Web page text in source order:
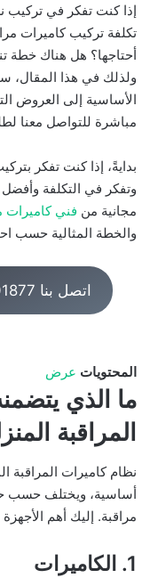
إذا كنت تفكر في تركيب
تكلفة تركيب كاميرات
أحتاجها؟ هل هناك خطة
ولذلك في هذا المقال،
الأساسية إلى العروض
مباشرة للتواصل
بدايةً، إذا كنت تفكر
وتفكر في التكلفة
مجانية من فني
والخطة المثالية حسب
اتصل بنا 50501877
المحتويات عرض
ما الذي
المراقبة
نظام كاميرات المراقبة
أساسية، ويختلف حسب
مراقبة. إليك أهم
1. الكاميرات